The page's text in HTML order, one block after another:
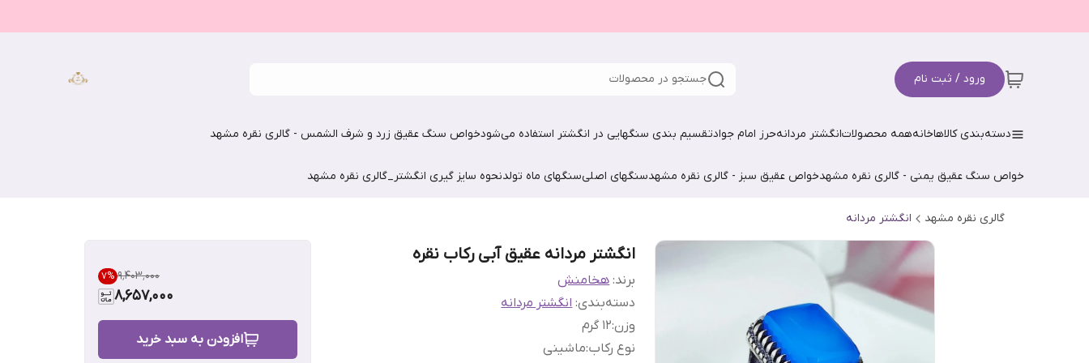
ورود / ثبت نام جستجو در محصولات
دسته‌بندی کالاهاخانههمه محصولاتانگشتر مردانهحرز امام جوادتقسیم بندی سنگهایی در انگشتر استفاده می‌شودخواص سنگ عقیق زرد و شرف الشمس - گالری نقره مشهد
خواص سنگ عقیق یمنی - گالری نقره مشهدخواص عقیق سبز - گالری نقره مشهدسنگهای اصلیسنگهای ماه تولدنحوه سایز گیری انگشتر_گالری نقره مشهد
گالری نقره مشهد انگشتر مردانه
انگشتر مردانه عقیق آبی رکاب نقره
برند: هخامنش
دسته‌بندی:انگشتر مردانه
وزن:12 گرم
نوع رکاب:ماشینی
۹٬۴۰۳٬۰۰۰ 7%
8,657,000
افزودن به سبد خرید